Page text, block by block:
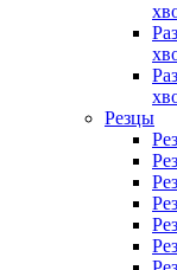
Резцы